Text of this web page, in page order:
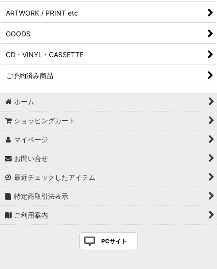
ARTWORK / PRINT etc
GOODS
CD・VINYL・CASSETTE
ご予約済み商品
ホーム
ショッピングカート
マイページ
お問い合せ
最近チェックしたアイテム
特定商取引法表示
ご利用案内
PCサイト